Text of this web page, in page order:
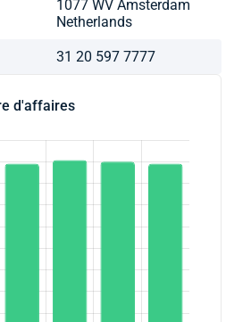
1077 WV Amsterdam
Netherlands
31 20 597 7777
d'affaires